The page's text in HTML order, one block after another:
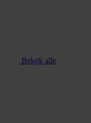
Bekijk alle